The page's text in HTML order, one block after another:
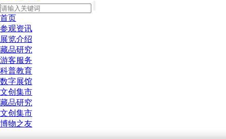
首页
参观资讯
展览介绍
藏品研究
游客服务
科普教育
数字展馆
文创集市
藏品研究
文创集市
博物之友